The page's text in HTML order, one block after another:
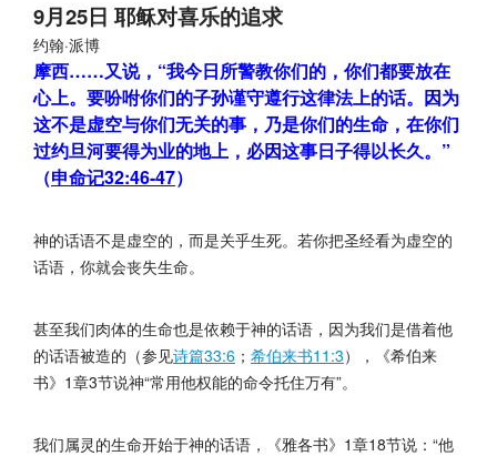
9月25日 耶稣对喜乐的追求
约翰·派博
摩西……又说，“我今日所警教你们的，你们都要放在
心上。要吩咐你们的子孙谨守遵行这律法上的话。因为
这不是虚空与你们无关的事，乃是你们的生命，在你们
过约旦河要得为业的地上，必因这事日子得以长久。”
（申命记32:46-47）
神的话语不是虚空的，而是关乎生死。若你把圣经看为虚空的
话语，你就会丧失生命。
甚至我们肉体的生命也是依赖于神的话语，因为我们是借着他
的话语被造的（参见诗篇33:6 ； 希伯来书11:3），《希伯来
书》1章3节说神“常用他权能的命令托住万有”。
我们属灵的生命开始于神的话语，《雅各书》1章18节说：“他